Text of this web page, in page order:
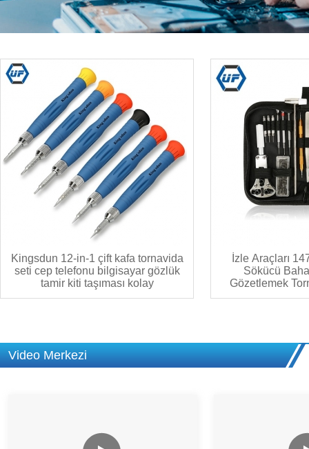
Kingsdun 12-in-1 çift kafa tornavida
seti cep telefonu bilgisayar gözlük
tamir kiti taşıması kolay
İzle Araçları
Sökücü
Gözetlemek
Onarım Aracı
Video Merkezi